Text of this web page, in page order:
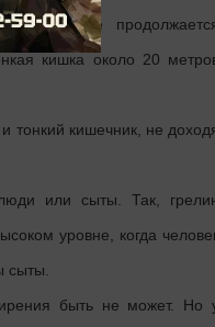
где
кишка около 20
тонкий кишечник, не
или сыты. Так,
уровне, когда
сыты.
быть не может. Но